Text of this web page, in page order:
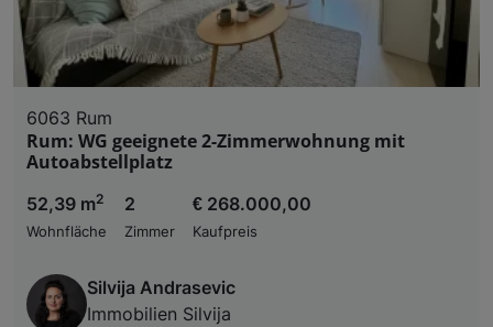
6063 Rum
Rum: WG geeignete 2-Zimmerwohnung mit
Autoabstellplatz
52,39 m2
Wohnfläche
2
Zimmer
€ 268.000,00
Kaufpreis
Silvija Andrasevic
Immobilien Silvija